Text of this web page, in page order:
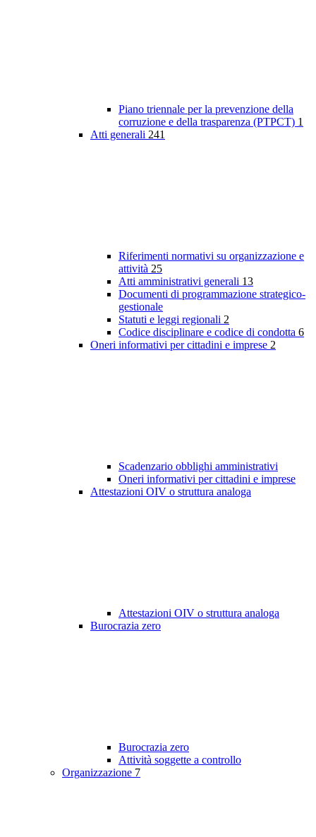
Piano triennale per la prevenzione della
corruzione e della trasparenza (PTPCT) 1
Atti generali 241
Riferimenti normativi su organizzazione e
attività 25
Atti amministrativi generali 13
Documenti di programmazione strategico-
gestionale
Statuti e leggi regionali 2
Codice disciplinare e codice di condotta 6
Oneri informativi per cittadini e imprese 2
Scadenzario obblighi amministrativi
Oneri informativi per cittadini e imprese
Attestazioni OIV o struttura analoga
Attestazioni OIV o struttura analoga
Burocrazia zero
Burocrazia zero
Attività soggette a controllo
Organizzazione 7